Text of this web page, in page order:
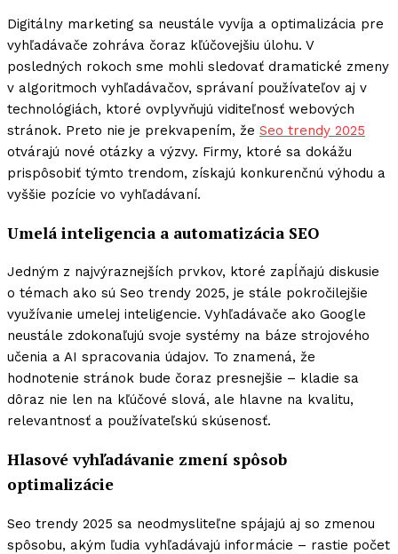
Digitálny marketing sa neustále vyvíja a optimalizácia pre
vyhľadávače zohráva čoraz kľúčovejšiu úlohu. V
posledných rokoch sme mohli sledovať dramatické zmeny
v algoritmoch vyhľadávačov, správaní používateľov aj v
technológiách, ktoré ovplyvňujú viditeľnosť webových
stránok. Preto nie je prekvapením, že Seo trendy 2025
otvárajú nové otázky a výzvy. Firmy, ktoré sa dokážu
prispôsobiť týmto trendom, získajú konkurenčnú výhodu a
vyššie pozície vo vyhľadávaní.
Umelá inteligencia a automatizácia SEO
Jedným z najvýraznejších prvkov, ktoré zapĺňajú diskusie
o témach ako sú Seo trendy 2025, je stále pokročilejšie
využívanie umelej inteligencie. Vyhľadávače ako Google
neustále zdokonaľujú svoje systémy na báze strojového
učenia a AI spracovania údajov. To znamená, že
hodnotenie stránok bude čoraz presnejšie – kladie sa
dôraz nie len na kľúčové slová, ale hlavne na kvalitu,
relevantnosť a používateľskú skúsenosť.
Hlasové vyhľadávanie zmení spôsob
optimalizácie
Seo trendy 2025 sa neodmysliteľne spájajú aj so zmenou
spôsobu, akým ľudia vyhľadávajú informácie – rastie počet